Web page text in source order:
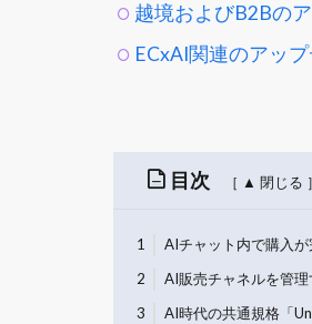
越境およびB2Bの
ECxAI関連のアッ
目次
1
AIチャット内で購入
2
AI販売チャネルを管理
3
AI時代の共通規格「